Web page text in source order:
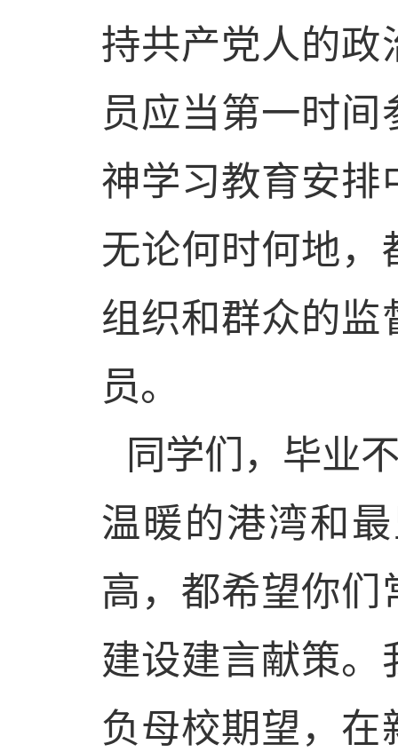
持共产党人的政
员应当第一时间
神学习教育安排
无论何时何地
组织和群众的
员。
同学们，毕业
温暖的港湾和
高，都希望你
建设建言献策
负母校期望，